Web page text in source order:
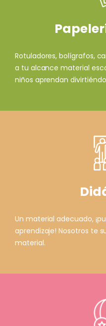
Rotuladores, bolígrafos,
a tu alcance material
niños aprendan
Un material adecuado,
aprendizaje! Nosotros te
material.